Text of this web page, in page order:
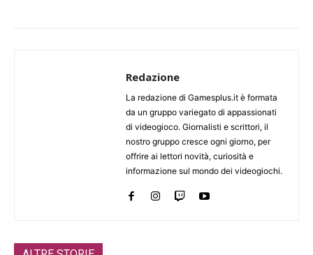
Redazione
La redazione di Gamesplus.it è formata
da un gruppo variegato di appassionati
di videogioco. Giornalisti e scrittori, il
nostro gruppo cresce ogni giorno, per
offrire ai lettori novità, curiosità e
informazione sul mondo dei videogiochi.